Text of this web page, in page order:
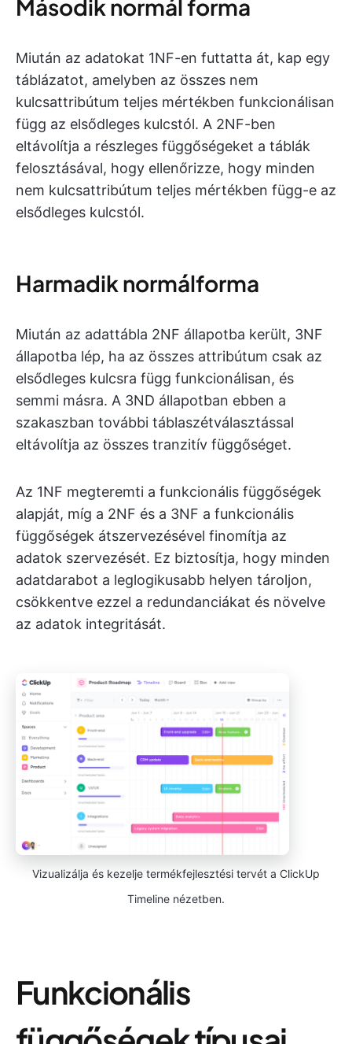
Második normál forma
Miután az adatokat 1NF-en futtatta át, kap egy
táblázatot, amelyben az összes nem
kulcsattribútum teljes mértékben funkcionálisan
függ az elsődleges kulcstól. A 2NF-ben
eltávolítja a részleges függőségeket a táblák
felosztásával, hogy ellenőrizze, hogy minden
nem kulcsattribútum teljes mértékben függ-e az
elsődleges kulcstól.
Harmadik normálforma
Miután az adattábla 2NF állapotba került, 3NF
állapotba lép, ha az összes attribútum csak az
elsődleges kulcsra függ funkcionálisan, és
semmi másra. A 3ND állapotban ebben a
szakaszban további táblaszétválasztással
eltávolítja az összes tranzitív függőséget.
Az 1NF megteremti a funkcionális függőségek
alapját, míg a 2NF és a 3NF a funkcionális
függőségek átszervezésével finomítja az
adatok szervezését. Ez biztosítja, hogy minden
adatdarabot a leglogikusabb helyen tároljon,
csökkentve ezzel a redundanciákat és növelve
az adatok integritását.
Vizualizálja és kezelje termékfejlesztési tervét a ClickUp
Timeline nézetben.
Funkcionális